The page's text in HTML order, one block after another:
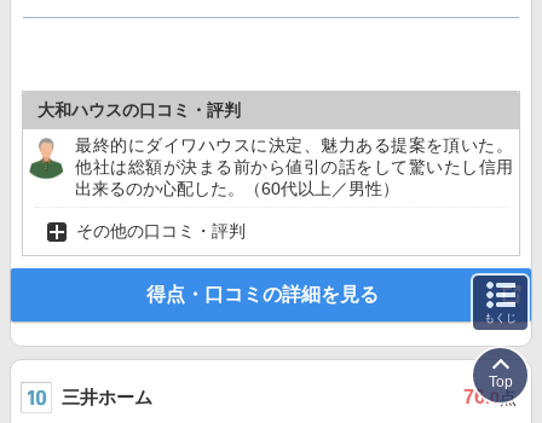
大和ハウスの口コミ・評判
最終的にダイワハウスに決定、魅力ある提案を頂いた。
他社は総額が決まる前から値引の話をして驚いたし信用
出来るのか心配した。（60代以上／男性）
その他の口コミ・評判
得点・口コミの詳細を見る
三井ホーム 76.0点
もくじ
Top